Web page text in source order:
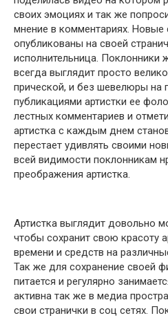
своих эмоциях и так же
мнение в комментариях. Новые
опубликованы на своей
исполнительница. Поклонники
всегда выглядит просто
прической, и без шевелюры на
публикациями артистки ее
лестных комментариев и
артистка с каждым днем
перестает удивлять своими
всей видимости поклонникам
преображения артистка.
Артистка выглядит довольно
чтобы сохранит свою красоту
времени и средств на
Так же для сохранение своей
питается и регулярно
активна так же в медиа
свои странички в соц сетях.